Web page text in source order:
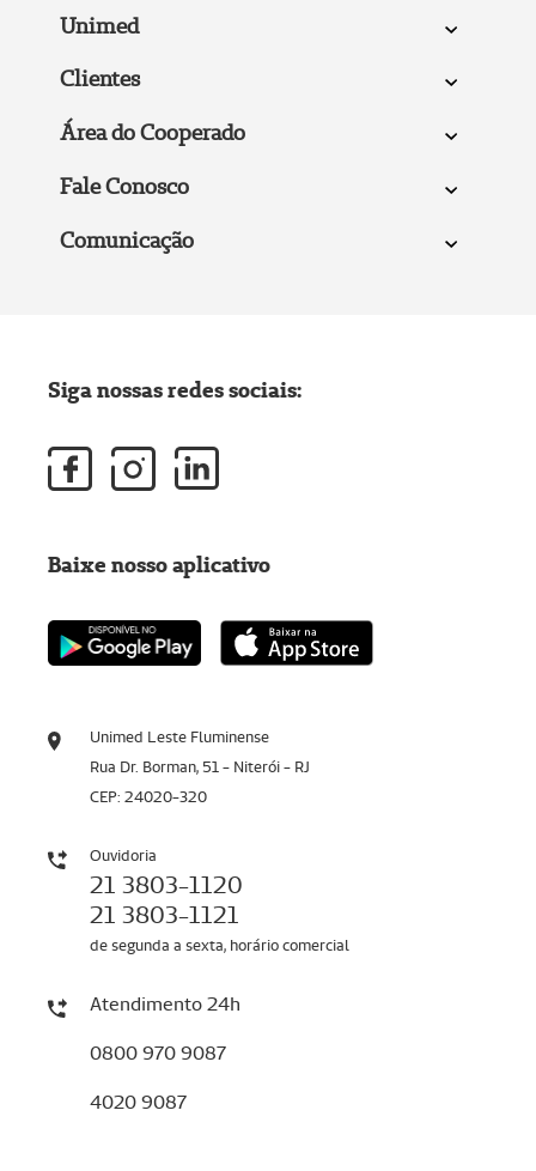
Unimed
Clientes
Área do Cooperado
Fale Conosco
Comunicação
Unimed Leste Fluminense
Rua Dr. Borman, 51 - Niterói - RJ
CEP: 24020-320
Ouvidoria
21 3803-1120
21 3803-1121
de segunda a sexta, horário comercial
Atendimento 24h
0800 970 9087
4020 9087
Siga nossas redes sociais:
Baixe nosso aplicativo